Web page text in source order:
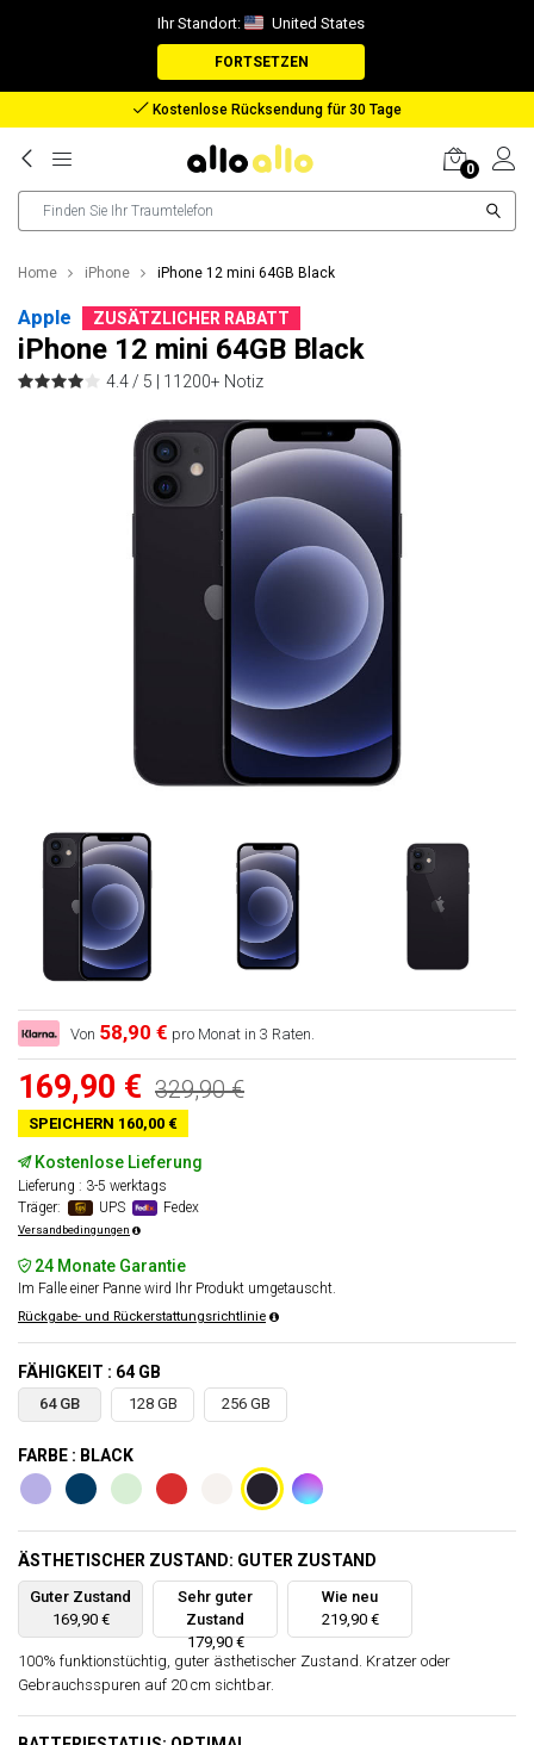
Ihr Standort: United States
FORTSETZEN
Rückerstattung bei verlorenem Paket
0
Home iPhone iPhone 12 mini 64GB Black
Apple ZUSÄTZLICHER RABATT
iPhone 12 mini 64GB Black
4.4 / 5 | 11200+ Notiz
Von 58,90 € pro Monat in 3 Raten.
169,90 € 329,90 €
SPEICHERN 160,00 €
Kostenlose Lieferung
Lieferung : 3-5 werktags
Träger:
UPS Fedex
Versandbedingungen
24 Monate Garantie
Im Falle einer Panne wird Ihr Produkt umgetauscht.
Rückgabe- und Rückerstattungsrichtlinie
FÄHIGKEIT : 64 GB
64 GB 128 GB 256 GB
FARBE : BLACK
ÄSTHETISCHER ZUSTAND: GUTER ZUSTAND
Guter Zustand
169,90 €
Sehr guter
Zustand
179,90 €
Wie neu
219,90 €
100% funktionstüchtig, guter ästhetischer Zustand. Kratzer oder
Gebrauchsspuren auf 20 cm sichtbar.